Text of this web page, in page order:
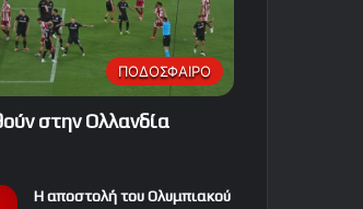
ΠΟΔΟΣΦΑΙΡΟ
στην Ολλανδία
Η αποστολή του Ολυμπιακού